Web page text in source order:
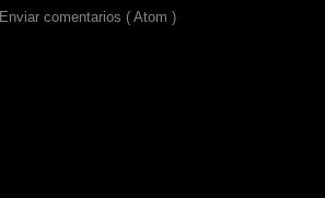
Enviar comentarios ( Atom )